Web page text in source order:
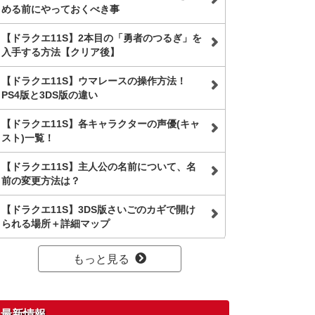
める前にやっておくべき事
【ドラクエ11S】2本目の「勇者のつるぎ」を
入手する方法【クリア後】
【ドラクエ11S】ウマレースの操作方法！
PS4版と3DS版の違い
【ドラクエ11S】各キャラクターの声優(キャ
スト)一覧！
【ドラクエ11S】主人公の名前について、名
前の変更方法は？
【ドラクエ11S】3DS版さいごのカギで開け
られる場所＋詳細マップ
もっと見る